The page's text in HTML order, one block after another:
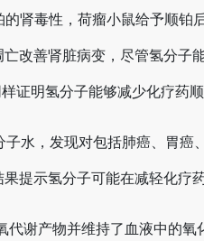
肾毒性，荷瘤小鼠给予顺铂
改善肾脏病变，尽管氢分子
证明氢分子能够减少化疗药顺
水，发现对包括肺癌、胃癌
示氢分子可能在减轻化疗
谢产物并维持了血液中的